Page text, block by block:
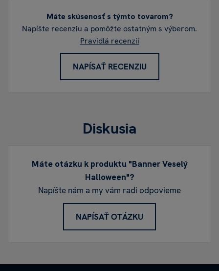
Máte skúsenosť s týmto tovarom?
Napíšte recenziu a pomôžte ostatným s výberom.
Pravidlá recenzií
NAPÍSAŤ RECENZIU
Diskusia
Máte otázku k produktu "Banner Veselý
Halloween"?
Napíšte nám a my vám radi odpovieme
NAPÍSAŤ OTÁZKU